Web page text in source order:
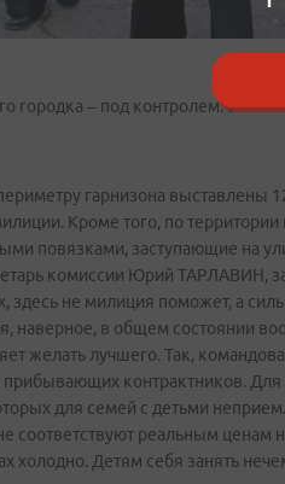
гарнизона
Кроме того, по территории
повязками, заступающие на
комиссии Юрий ТАРЛАВИН,
здесь не милиция поможет, а
наверное, в общем состоянии
желать лучшего. Так,
контрактников. Для
для семей с детьми
соответствуют реальным ценам
холодно. Детям себя занять